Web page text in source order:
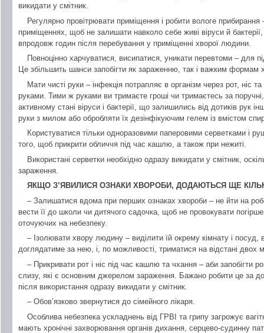
викидати у смітник.
Регулярно провітрювати приміщення і робити вологе
приміщеннях, щоб не залишати навколо себе живі віруси й
впродовж годин після перебування у приміщенні хворої людини.
Повноцінно харчуватися, висипатися, уникати перевтоми – для
Це збільшить шанси запобігти як зараженню, так і важким формам
Мати чисті руки – інфекція потрапляє в організм через рот, ніс
руками. Тими ж руками ви тримаєте гроші чи тримаєтесь за
активному стані віруси і бактерії, що залишились від дотиків рук
руки з милом або обробляти їх дезінфікуючим гелем із вмістом
Користуватися тільки одноразовими паперовими серветками і
того, щоб прикрити обличчя під час кашлю, а також при нежиті.
Використані серветки необхідно одразу викидати у смітник,
зараження.
ЯКЩО З’ЯВИЛИСЯ ОЗНАКИ ХВОРОБИ, ДОДАЮТЬСЯ ЩЕ
– Залишатися вдома при перших ознаках хвороби – не йти на
вести її до школи чи дитячого садочка, щоб не провокувати
оточуючих на небезпеку.
– Ізолювати хвору людину – виділити їй окрему кімнату і
доглядатиме за нею, і, по можливості, триматися на відстані двох
– Прикривати рот і ніс під час кашлю та чхання – аби запобігти
слизу, які є основним джерелом зараження. Бажано робити це за
після використання одразу викидати у смітник.
– Обов’язково звернутися до сімейного лікаря.
Особлива небезпека ускладнень від ГРВІ та грипу загрожує
мають хронічні захворювання органів дихання, серцево-судинну